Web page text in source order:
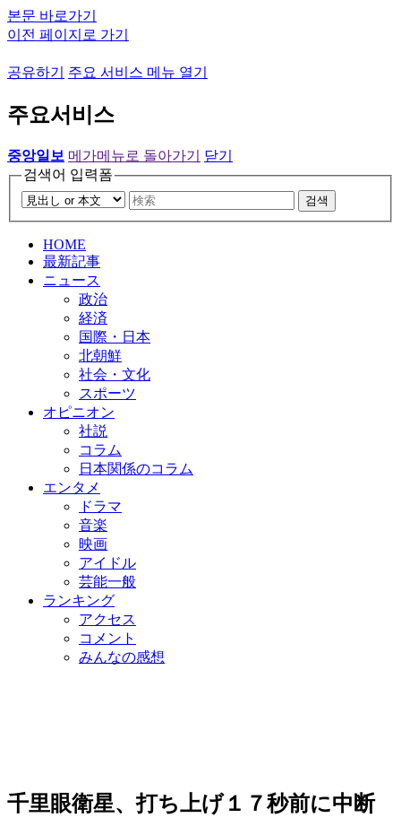
본문 바로가기
이전 페이지로 가기
공유하기 주요 서비스 메뉴 열기
주요서비스
중앙일보 메가메뉴로 돌아가기
닫기
검색어 입력폼
검색
HOME
最新記事
ニュース
政治
経済
国際・日本
北朝鮮
社会・文化
スポーツ
オピニオン
社説
コラム
日本関係のコラム
エンタメ
ドラマ
音楽
映画
アイドル
芸能一般
ランキング
アクセス
コメント
みんなの感想
千里眼衛星、打ち上げ１７秒前に中断